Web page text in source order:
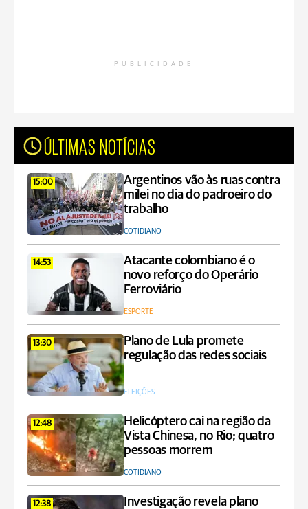
PUBLICIDADE
ÚLTIMAS NOTÍCIAS
15:00
Argentinos vão às ruas contra
milei no dia do padroeiro do
trabalho
COTIDIANO
14:53
Atacante colombiano é o
novo reforço do Operário
Ferroviário
ESPORTE
13:30
Plano de Lula promete
regulação das redes sociais
ELEIÇÕES
12:48
Helicóptero cai na região da
Vista Chinesa, no Rio; quatro
pessoas morrem
COTIDIANO
12:38
Investigação revela plano